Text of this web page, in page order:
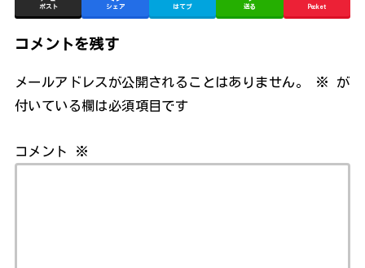
ポスト シェア はてブ 送る Pocket
コメントを残す
メールアドレスが公開されることはありません。 ※
が
付いている欄は必須項目です
コメント ※